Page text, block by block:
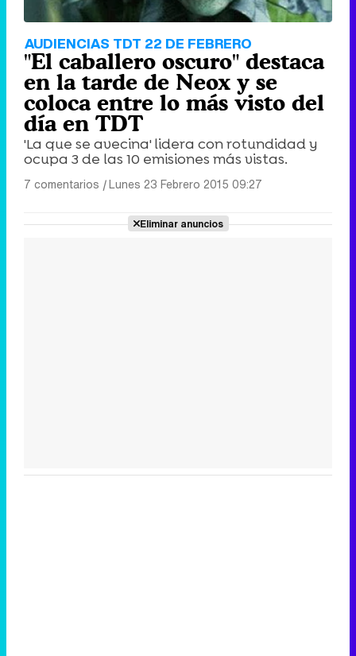
AUDIENCIAS TDT 22 DE FEBRERO
"El caballero oscuro" destaca
en la tarde de Neox y se
coloca entre lo más visto del
día en TDT
'La que se avecina' lidera con rotundidad y
ocupa 3 de las 10 emisiones más vistas.
7 comentarios |Lunes 23 Febrero 2015 09:27
Eliminar anuncios